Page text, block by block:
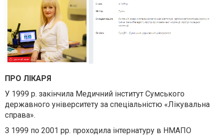
ПРО ЛІКАРЯ
У 1999 р. закінчила Медичний інститут Сумського
державного університету за спеціальністю «Лікувальна
справа».
З 1999 по 2001 рр. проходила інтернатуру в НМАПО